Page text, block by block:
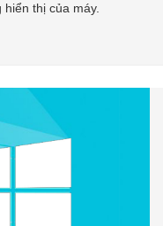
thị của máy.